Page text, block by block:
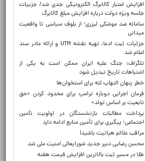
افزایش اعتبار کالابرگ الکترونیکی جدی شد/ جزییات
جلسه ویژه دولت درباره افزایش مبلغ کالابرگ
سامانه ضد موشکی لیزری؛ از بلوف سیاسی تا واقعیت
میدانی
جزئیات ثبت ادعا، تهیه نقشه UTM و ارائه مادر سند
اعلام شد
تلگراف: جنگ علیه ایران ممکن است به یکی از
اشتباهات تاریخ تبدیل شود
خطر پنهان التهاب لثه برای استخوان‌ها
فرمان اجرایی دوباره ترامپ برای محدود کردن «حق
تابعیت بر اساس تولد»
پرداخت مطالبات بازنشستگان در اولویت تأمین
اجتماعی؛ پیگیری برای تأمین منابع ادامه دارد
مراقب علائم هپاتیت باشید!
محسن رضایی دبیر جدید شورایعالی امنیت ملی شد
طلا در مسیر ثبت بالاترین افزایش قیمت هفته